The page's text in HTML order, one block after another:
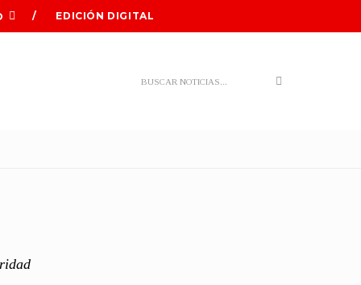
EDICIÓN DIGITAL
Search